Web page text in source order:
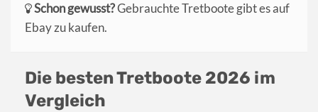
Schon gewusst?Gebrauchte Tretboote gibt es auf
Ebay zu kaufen.
Die besten Tretboote 2026 im
Vergleich